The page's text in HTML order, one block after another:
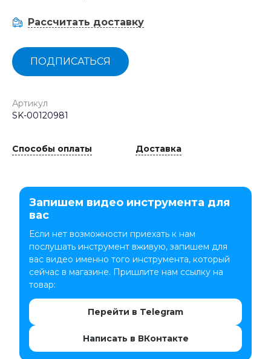
Рассчитать доставку
ПОДПИСАТЬСЯ
Артикул
SK-00120981
Способы оплаты Доставка
Запишем видео инструмента для
вас
Если нет возможности приехать к нам
послушать инструмент вживую, запишем для
вас видео именно того инструмента, который
сейчас в магазине. Пришлите нам ссылку на
товар:
Перейти в Telegram
Написать в ВКонтакте